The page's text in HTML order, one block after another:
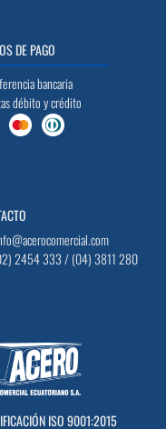
DE PAGO
bancaria
débito y crédito
2454 333 / (04) 3811 280
ISO 9001:2015